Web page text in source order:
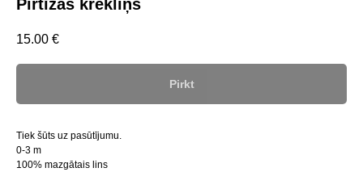
Pirtīžas krekliņš
15.00 €
Pirkt
Tiek šūts uz pasūtījumu.
0-3 m
100% mazgātais lins